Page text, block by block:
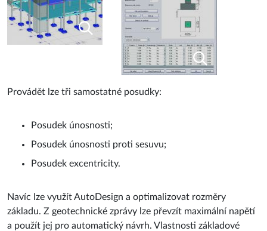
Provádět lze tři samostatné posudky:
Posudek únosnosti;
Posudek únosnosti proti sesuvu;
Posudek excentricity.
Navíc lze využít AutoDesign a optimalizovat rozměry
základu. Z geotechnické zprávy lze převzít maximální napětí
a použít jej pro automatický návrh. Vlastnosti základové